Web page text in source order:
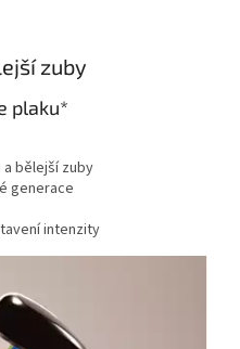
zuby
plaku*
bělejší zuby
generace
intenzity